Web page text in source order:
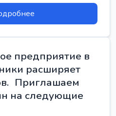
предприятие в
расширяет
Приглашаем
на следующие